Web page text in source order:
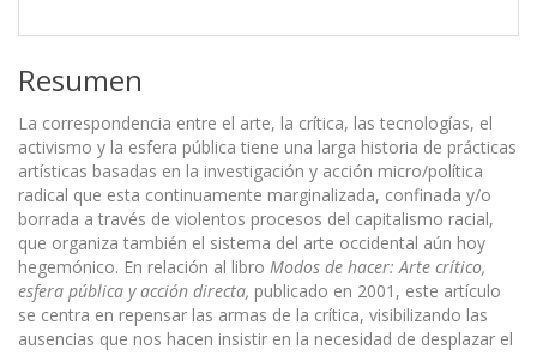
Resumen
La correspondencia entre el arte, la crítica, las tecnologías, el
activismo y la esfera pública tiene una larga historia de prácticas
artísticas basadas en la investigación y acción micro/política
radical que esta continuamente marginalizada, confinada y/o
borrada a través de violentos procesos del capitalismo racial,
que organiza también el sistema del arte occidental aún hoy
hegemónico. En relación al libro Modos de hacer: Arte crítico,
esfera pública y acción directa, publicado en 2001, este artículo
se centra en repensar las armas de la crítica, visibilizando las
ausencias que nos hacen insistir en la necesidad de desplazar el